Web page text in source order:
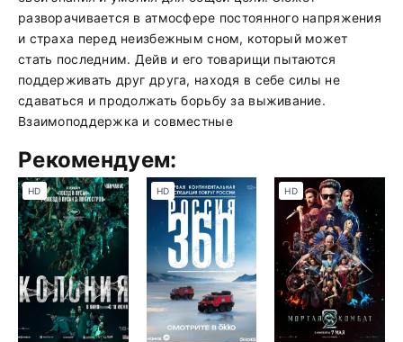
разворачивается в атмосфере постоянного напряжения
и страха перед неизбежным сном, который может
стать последним. Дейв и его товарищи пытаются
поддерживать друг друга, находя в себе силы не
сдаваться и продолжать борьбу за выживание.
Взаимоподдержка и совместные
Рекомендуем:
HD HD HD